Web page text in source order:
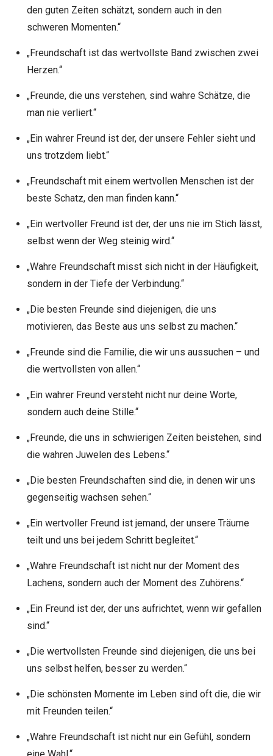
den guten Zeiten schätzt, sondern auch in den
schweren Momenten.“
„Freundschaft ist das wertvollste Band zwischen zwei
Herzen.“
„Freunde, die uns verstehen, sind wahre Schätze, die
man nie verliert.“
„Ein wahrer Freund ist der, der unsere Fehler sieht und
uns trotzdem liebt.“
„Freundschaft mit einem wertvollen Menschen ist der
beste Schatz, den man finden kann.“
„Ein wertvoller Freund ist der, der uns nie im Stich lässt,
selbst wenn der Weg steinig wird.“
„Wahre Freundschaft misst sich nicht in der Häufigkeit,
sondern in der Tiefe der Verbindung.“
„Die besten Freunde sind diejenigen, die uns
motivieren, das Beste aus uns selbst zu machen.“
„Freunde sind die Familie, die wir uns aussuchen – und
die wertvollsten von allen.“
„Ein wahrer Freund versteht nicht nur deine Worte,
sondern auch deine Stille.“
„Freunde, die uns in schwierigen Zeiten beistehen, sind
die wahren Juwelen des Lebens.“
„Die besten Freundschaften sind die, in denen wir uns
gegenseitig wachsen sehen.“
„Ein wertvoller Freund ist jemand, der unsere Träume
teilt und uns bei jedem Schritt begleitet.“
„Wahre Freundschaft ist nicht nur der Moment des
Lachens, sondern auch der Moment des Zuhörens.“
„Ein Freund ist der, der uns aufrichtet, wenn wir gefallen
sind.“
„Die wertvollsten Freunde sind diejenigen, die uns bei
uns selbst helfen, besser zu werden.“
„Die schönsten Momente im Leben sind oft die, die wir
mit Freunden teilen.“
„Wahre Freundschaft ist nicht nur ein Gefühl, sondern